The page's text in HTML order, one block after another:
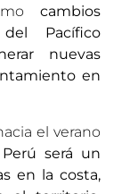
cambios
Pacífico
nuevas
en
el verano
será un
en la costa,